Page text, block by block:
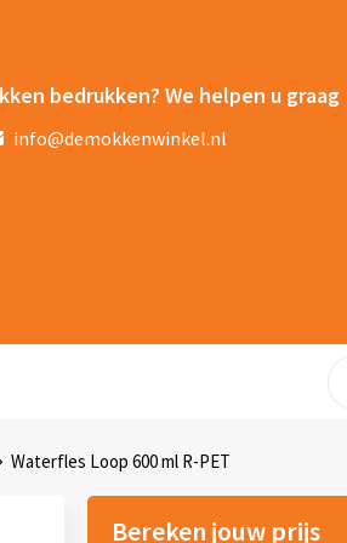
bedrukken? We helpen u graag
info@demokkenwinkel.nl
Waterfles Loop 600 ml R-PET
Bereken jouw prijs